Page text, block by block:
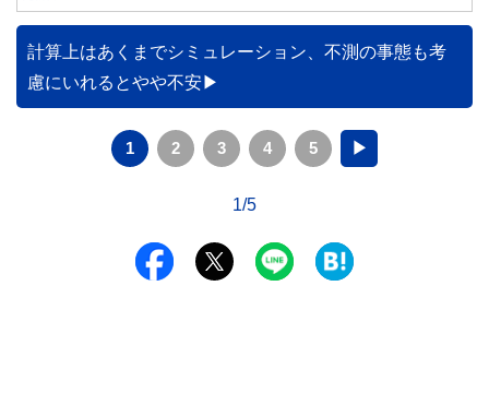
計算上はあくまでシミュレーション、不測の事態も考
慮にいれるとやや不安
1 2 3 4 5 ▶
1/5